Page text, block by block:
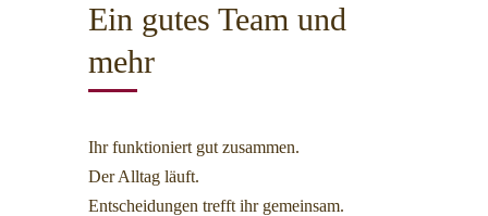
Ein gutes Team und
mehr
Ihr funktioniert gut zusammen.
Der Alltag läuft.
Entscheidungen trefft ihr gemeinsam.